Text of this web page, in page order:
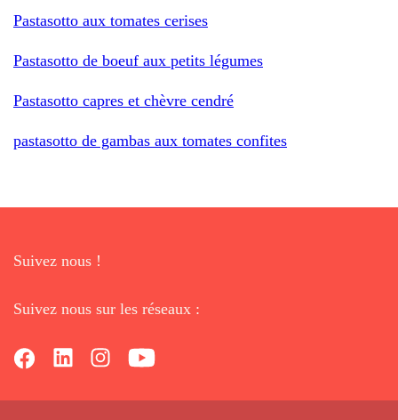
Pastasotto aux tomates cerises
Pastasotto de boeuf aux petits légumes
Pastasotto capres et chèvre cendré
pastasotto de gambas aux tomates confites
Suivez nous !
Suivez nous sur les réseaux :